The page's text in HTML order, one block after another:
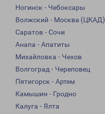
Ногинск - Чебоксары
Волжский - Москва (ЦКАД)
Саратов - Сочи
Анапа - Апатиты
Михайловка - Чехов
Волгоград - Череповец
Пятигорск - Артем
Камышин - Гродно
Калуга - Ялта